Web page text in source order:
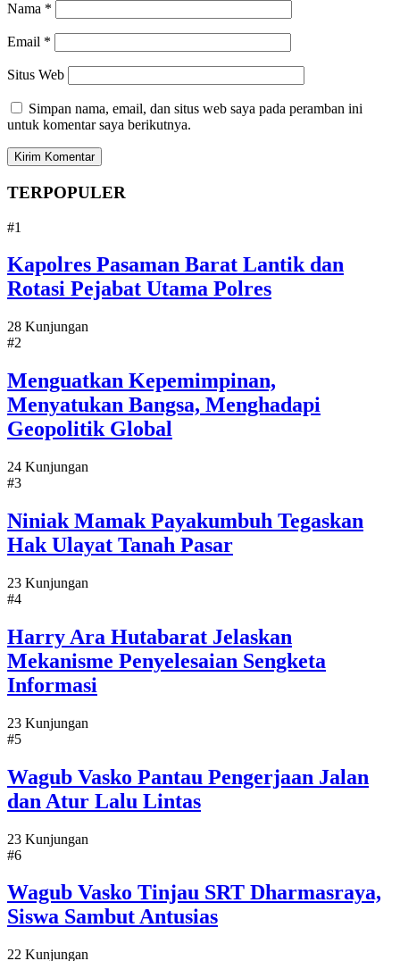
Nama *
Email *
Situs Web
Simpan nama, email, dan situs web saya pada peramban ini
untuk komentar saya berikutnya.
TERPOPULER
#1
Kapolres Pasaman Barat Lantik dan
Rotasi Pejabat Utama Polres
28 Kunjungan
#2
Menguatkan Kepemimpinan,
Menyatukan Bangsa, Menghadapi
Geopolitik Global
24 Kunjungan
#3
Niniak Mamak Payakumbuh Tegaskan
Hak Ulayat Tanah Pasar
23 Kunjungan
#4
Harry Ara Hutabarat Jelaskan
Mekanisme Penyelesaian Sengketa
Informasi
23 Kunjungan
#5
Wagub Vasko Pantau Pengerjaan Jalan
dan Atur Lalu Lintas
23 Kunjungan
#6
Wagub Vasko Tinjau SRT Dharmasraya,
Siswa Sambut Antusias
22 Kunjungan